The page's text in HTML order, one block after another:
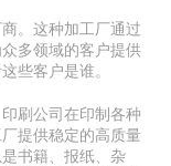
。这种加工厂通过
多领域的客户提供
些客户是谁。
刷公司在印制各种
提供稳定的高质量
书籍、报纸、杂